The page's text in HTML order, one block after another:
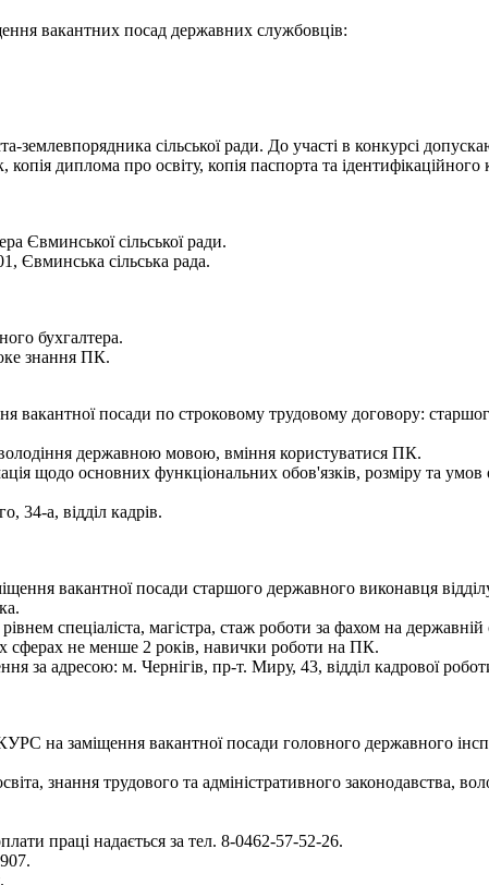
вакантних посад державних службовців:
землевпорядника сільської ради. До участі в конкурсі
диплома про освіту, копія паспорта та ідентифікаційного
Євминської сільської ради.
Євминська сільська рада.
бухгалтера.
знання ПК.
вакантної посади по строковому трудовому договору:
державною мовою, вміння користуватися ПК.
щодо основних функціональних обов'язків, розміру та
34-а, відділ кадрів.
вакантної посади старшого державного виконавця
спеціаліста, магістра, стаж роботи за фахом на державній
сферах не менше 2 років, навички роботи на ПК.
за адресою: м. Чернігів, пр-т. Миру, 43, відділ кадрової
на заміщення вакантної посади головного державного
знання трудового та адміністративного законодавства,
праці надається за тел. 8-0462-57-52-26.